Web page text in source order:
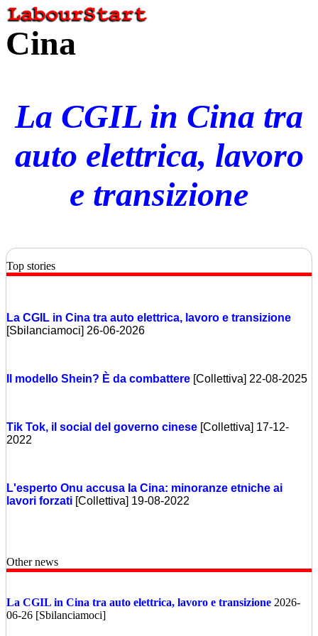
Cina
La CGIL in Cina tra
auto elettrica, lavoro
e transizione
Top stories
La CGIL in Cina tra auto elettrica, lavoro e transizione
[Sbilanciamoci] 26-06-2026
Il modello Shein? È da combattere [Collettiva] 22-08-2025
Tik Tok, il social del governo cinese [Collettiva] 17-12-
2022
L'esperto Onu accusa la Cina: minoranze etniche ai
lavori forzati [Collettiva] 19-08-2022
Other news
La CGIL in Cina tra auto elettrica, lavoro e transizione 2026-
06-26 [Sbilanciamoci]